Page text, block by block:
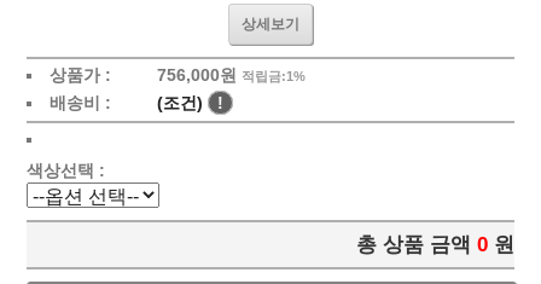
상세보기
상품가 : 756,000원 적립금:1%
배송비 : (조건) !
색상선택 :
총 상품 금액 0 원